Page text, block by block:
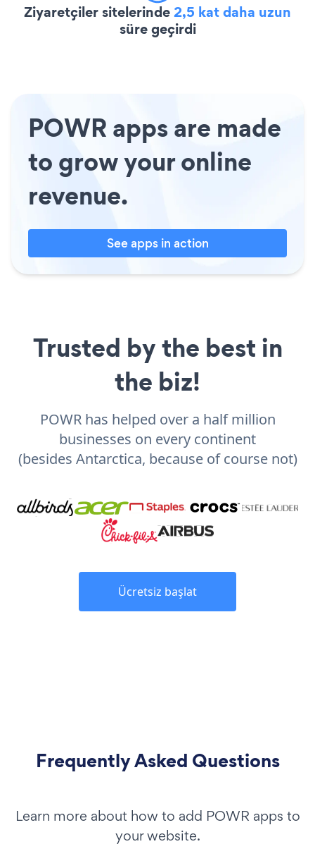
Ziyaretçiler sitelerinde2,5 kat daha uzun
süre geçirdi
POWR apps are made
to grow your online
revenue.
See apps in action
Trusted by the best in
the biz!
POWR has helped over a half million
businesses on every continent
(besides Antarctica, because of course not)
Ücretsiz başlat
Frequently Asked Questions
Learn more about how to add POWR apps to
your website.